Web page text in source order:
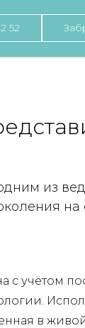
52
из
на
с учётом
в